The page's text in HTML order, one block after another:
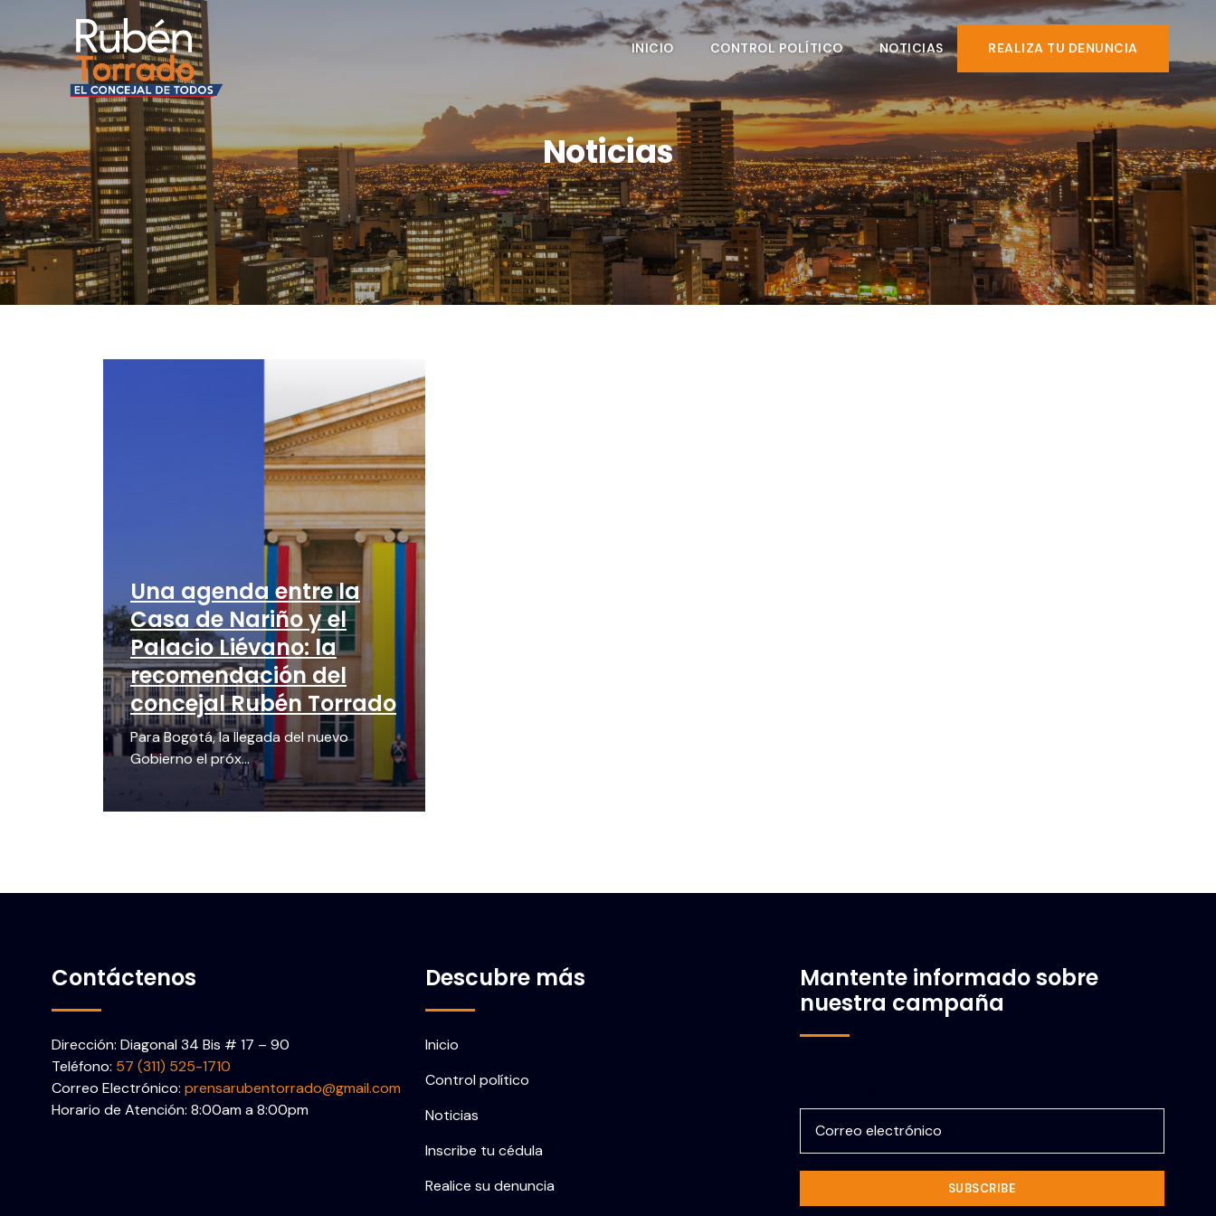
INICIO CONTROL POLÍTICO NOTICIAS REALIZA TU DENUNCIA
Noticias
Una agenda entre la
Casa de Nariño y el
Palacio Liévano: la
recomendación del
concejal Rubén Torrado
Para Bogotá, la llegada del nuevo
Gobierno el próx...
Contáctenos
Dirección: Diagonal 34 Bis # 17 – 90
Teléfono: 57 (311) 525-1710
Correo Electrónico: prensarubentorrado@gmail.com
Horario de Atención: 8:00am a 8:00pm
Descubre más
Inicio
Control político
Noticias
Inscribe tu cédula
Realice su denuncia
Mantente informado sobre
nuestra campaña